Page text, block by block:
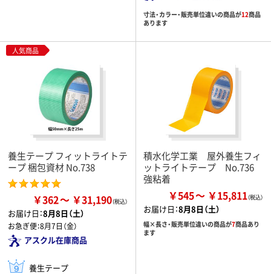
寸法・カラー・販売単位違いの商品が12商品
あります
人気商品
養生テープ フィットライトテ
ープ 梱包資材 No.738
￥362 ￥31,190
お届け日：8月8日（土）
お急ぎ便：8月7日（金）
アスクル在庫商品
養生テープ
積水化学工業 屋外養生フィ
ットライトテープ No.736
強粘着
￥545 ￥15,811
お届け日：8月8日（土）
幅×長さ・販売単位違いの商品が7商品あり
ます